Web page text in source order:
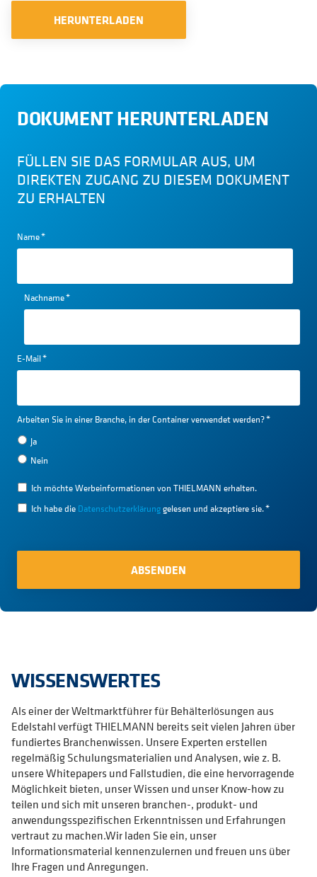
HERUNTERLADEN
DOKUMENT HERUNTERLADEN
FÜLLEN SIE DAS FORMULAR AUS, UM
DIREKTEN ZUGANG ZU DIESEM DOKUMENT
ZU ERHALTEN
Name*
Nachname*
E-Mail*
Arbeiten Sie in einer Branche, in der Container verwendet werden?*
Ja
Nein
Ich möchte Werbeinformationen von THIELMANN erhalten.
Ich habe die Datenschutzerklärunggelesen und akzeptiere sie.*
WISSENSWERTES
Als einer der Weltmarktführer für Behälterlösungen aus
Edelstahl verfügt THIELMANN bereits seit vielen Jahren über
fundiertes Branchenwissen. Unsere Experten erstellen
regelmäßig Schulungsmaterialien und Analysen, wie z. B.
unsere Whitepapers und Fallstudien, die eine hervorragende
Möglichkeit bieten, unser Wissen und unser Know-how zu
teilen und sich mit unseren branchen-, produkt- und
anwendungsspezifischen Erkenntnissen und Erfahrungen
vertraut zu machen.Wir laden Sie ein, unser
Informationsmaterial kennenzulernen und freuen uns über
Ihre Fragen und Anregungen.